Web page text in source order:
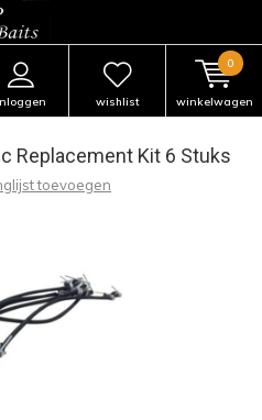
wishlist winkelwagen
0
Replacement Kit 6 Stuks
toevoegen